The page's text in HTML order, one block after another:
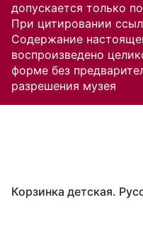
допускается только
При цитировании
Содержание
воспроизведено
форме без
разрешения музея
Корзинка детская.